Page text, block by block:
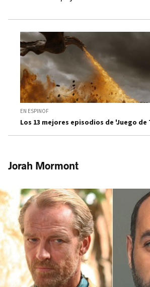
EN ESPINOF
Los 13 mejores episodios de 'Juego de
Jorah Mormont